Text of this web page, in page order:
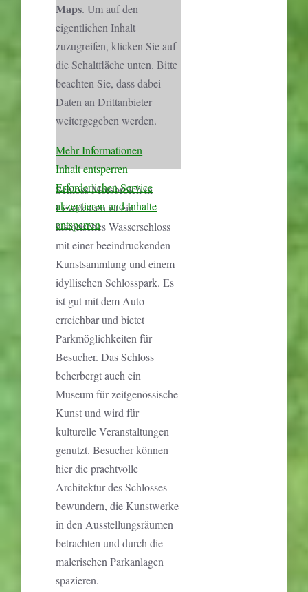
Maps. Um auf den
eigentlichen Inhalt
zuzugreifen, klicken Sie auf
die Schaltfläche unten. Bitte
beachten Sie, dass dabei
Daten an Drittanbieter
weitergegeben werden.
Mehr Informationen
Inhalt entsperren
Erforderlichen Service
akzeptieren und Inhalte
entsperren
Schloss Morsbroich in
Leverkusen ist ein
historisches Wasserschloss
mit einer beeindruckenden
Kunstsammlung und einem
idyllischen Schlosspark. Es
ist gut mit dem Auto
erreichbar und bietet
Parkmöglichkeiten für
Besucher. Das Schloss
beherbergt auch ein
Museum für zeitgenössische
Kunst und wird für
kulturelle Veranstaltungen
genutzt. Besucher können
hier die prachtvolle
Architektur des Schlosses
bewundern, die Kunstwerke
in den Ausstellungsräumen
betrachten und durch die
malerischen Parkanlagen
spazieren.